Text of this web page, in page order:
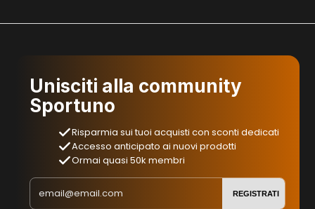
Unisciti alla community
Sportuno
Risparmia sui tuoi acquisti con sconti dedicati
Accesso anticipato ai nuovi prodotti
Ormai quasi 50k membri
REGISTRATI